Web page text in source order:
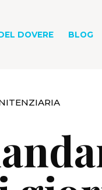
DOVERE BLOG